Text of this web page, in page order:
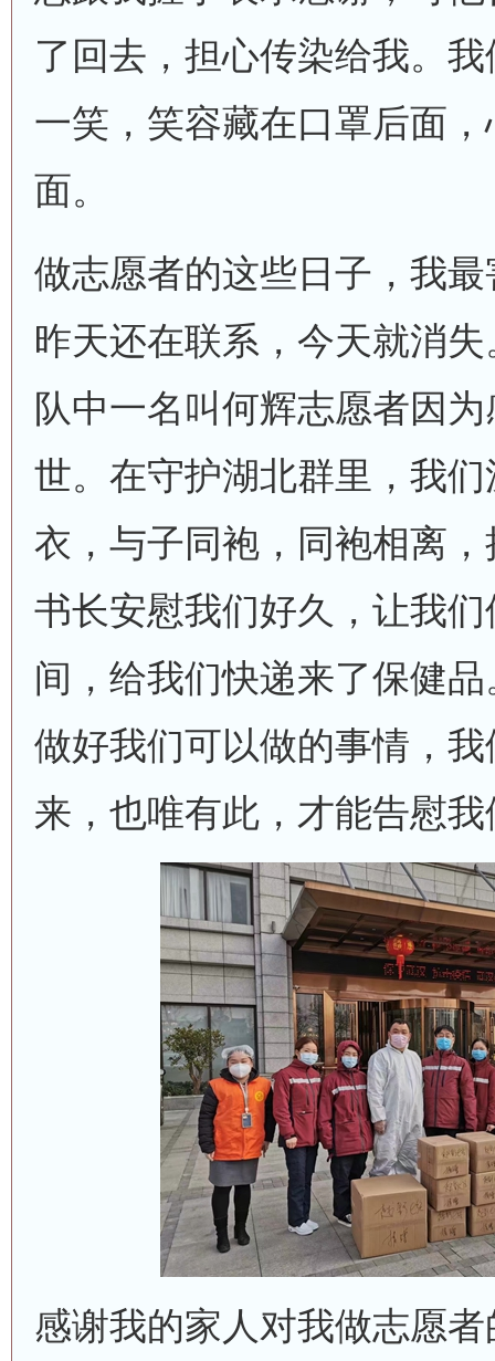
了回去，担心传染给我。
一笑，笑容藏在口罩后面
面。
做志愿者的这些日子，我
昨天还在联系，今天就消
队中一名叫何辉志愿者因
世。在守护湖北群里，我
衣，与子同袍，同袍相离
书长安慰我们好久，让我
间，给我们快递来了保健
做好我们可以做的事情，
来，也唯有此，才能告慰
感谢我的家人对我做志愿